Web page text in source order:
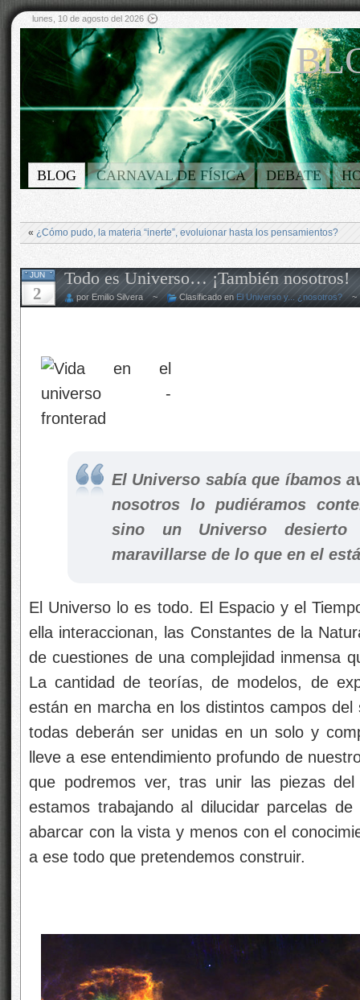
lunes, 10 de agosto del 2026
BLOG CARNAVAL DE FÍSICA DEBATE
« ¿Cómo pudo, la materia “inerte”, evoluionar hasta los pensamientos?
JUN
2
Todo es Universo… ¡También nosotros!
por Emilio Silvera ~ Clasificado en El Universo y... ¿nosotros?
El Universo sabía que íbamos
nosotros lo pudiéramos
sino un Universo
maravillarse de lo que en el
El Universo lo es todo. El Espacio y el
ella interaccionan, las Constantes de la
de cuestiones de una complejidad inmensa
La cantidad de teorías, de modelos, de
están en marcha en los distintos campos
todas deberán ser unidas en un solo y
lleve a ese entendimiento profundo de
que podremos ver, tras unir las piezas
estamos trabajando al dilucidar parcelas
abarcar con la vista y menos con el
a ese todo que pretendemos construir.